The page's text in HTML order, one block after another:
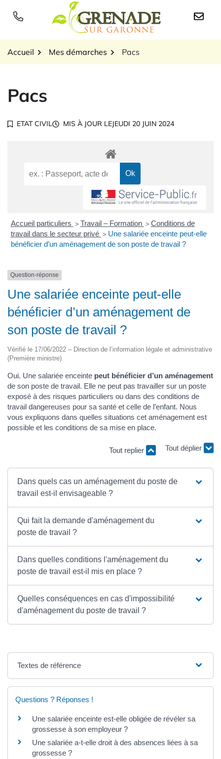
Logo Grenade sur
Accueil Mes démarches Pacs
Pacs
ETAT CIVIL MIS À JOUR LEJEUDI 20 JUIN 2024
Accueil particuliers > Travail – Formation > Conditions de
travail dans le secteur privé > Une salariée enceinte peut-elle
bénéficier d’un aménagement de son poste de travail ?
Question-réponse
Une salariée enceinte peut-elle
bénéficier d’un aménagement de
son poste de travail ?
Vérifié le 17/06/2022 – Direction de l’information légale et administrative
(Première ministre)
Oui. Une salariée enceinte peut bénéficier d’un aménagement
de son poste de travail. Elle ne peut pas travailler sur un poste
exposé à des risques particuliers ou dans des conditions de
travail dangereuses pour sa santé et celle de l’enfant. Nous
vous expliquons dans quelles situations cet aménagement est
possible et les conditions de sa mise en place.
Tout replier Tout déplier
Dans quels cas un aménagement du poste de
travail est-il envisageable ?
Qui fait la demande d'aménagement du
poste de travail ?
Dans quelles conditions l'aménagement du
poste de travail est-il mis en place ?
Quelles conséquences en cas d'impossibilité
d'aménagement du poste de travail ?
Textes de référence
Questions ? Réponses !
Une salariée enceinte est-elle obligée de révéler sa
grossesse à son employeur ?
Une salariée a-t-elle droit à des absences liées à sa
grossesse ?